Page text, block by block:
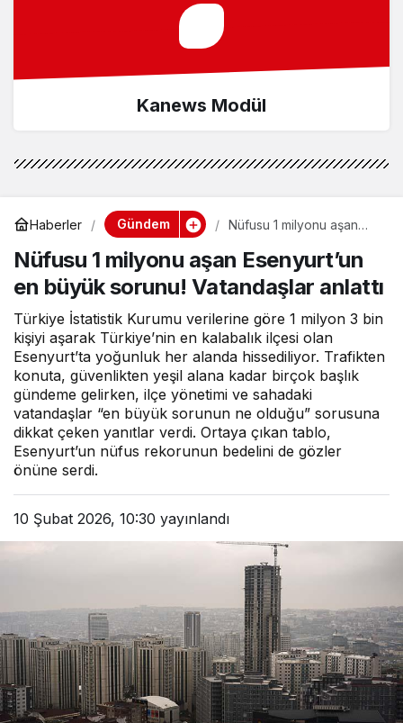
Kanews Modül
Haberler Gündem
Nüfusu 1 milyonu aşan
sorunu! Vatandaşlar
anlattı
Nüfusu 1 milyonu aşan Esenyurt’un
en büyük sorunu! Vatandaşlar anlattı
Türkiye İstatistik Kurumu verilerine göre 1 milyon 3 bin
kişiyi aşarak Türkiye’nin en kalabalık ilçesi olan
Esenyurt’ta yoğunluk her alanda hissediliyor. Trafikten
konuta, güvenlikten yeşil alana kadar birçok başlık
gündeme gelirken, ilçe yönetimi ve sahadaki
vatandaşlar “en büyük sorunun ne olduğu” sorusuna
dikkat çeken yanıtlar verdi. Ortaya çıkan tablo,
Esenyurt’un nüfus rekorunun bedelini de gözler
önüne serdi.
10 Şubat 2026, 10:30 yayınlandı